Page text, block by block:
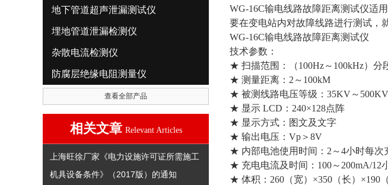
地下管道超声泄漏测试仪
埋地管道泄漏检测仪
杂散电流检测仪
防腐层绝缘电阻测量仪
查看全部产品
相关文章 Relevant Articles
上海旺徐厂家《电力设施许可证所需施工
机具设备条件》（2017版）的通知
WG-16C输电线路故障距离测试仪适
要在变电站内对故障线路进行测试，
WG-16C输电线路故障距离测试仪
技术参数：
★ 扫描范围：（100Hz～100kHz）分
★ 测量距离：2～100kM
★ 被测线路电压等级：35KV～500KV
★ 显示 LCD：240×128点阵
★ 显示方式：图文及文字
★ 输出电压：Vp＞8V
★ 内部电池使用时间：2～4小时每次
★ 充电电流及时间：100～200mA/12
★ 体积：260（宽）×350（长）×190